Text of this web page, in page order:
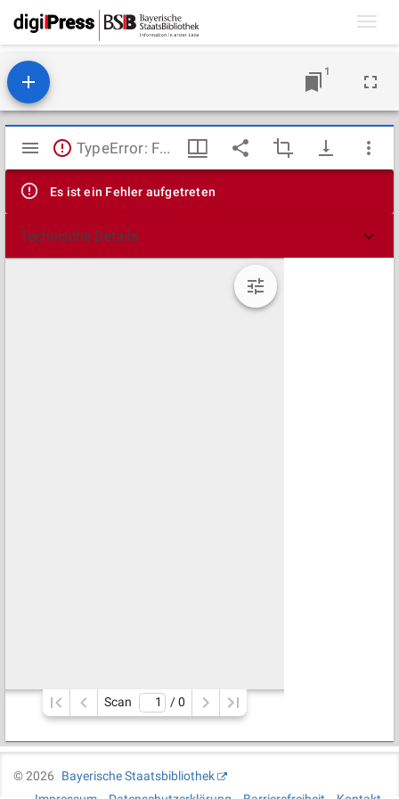
1
Mirador
Viewer
TypeError: Failed to fetch
Es ist ein Fehler aufgetreten
Technische Details
Scan / 0
©2026
Bayerische Staatsbibliothek